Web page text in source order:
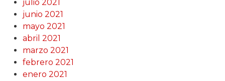
julio 2021
junio 2021
mayo 2021
abril 2021
marzo 2021
febrero 2021
enero 2021